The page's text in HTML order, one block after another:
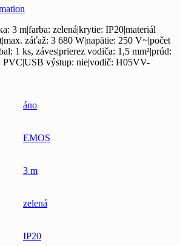
3 m|farba: zelená|krytie: IP20|materiál
záťaž: 3 680 W|napätie: 250 V~|počet
1 ks, záves|prierez vodiča: 1,5 mm²|prúd:
PVC|USB výstup: nie|vodič: H05VV-
áno
EMOS
3 m
zelená
IP20